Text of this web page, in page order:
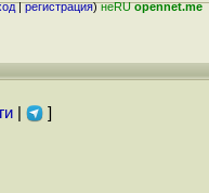
|регистрация)неRUopennet.me
| ]